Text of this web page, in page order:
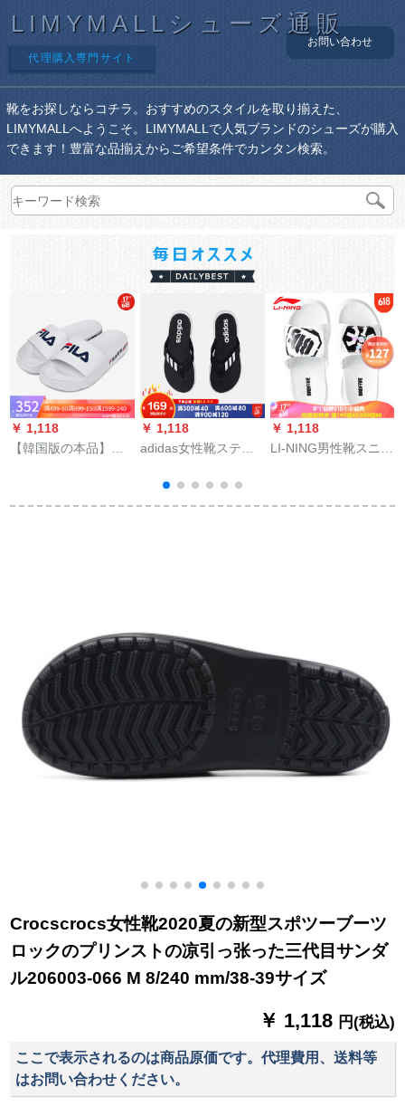
LIMYMALLシューズ通販
代理購入専門サイト
お問い合わせ
靴をお探しならコチラ。おすすめのスタイルを取り揃えた、
LIMYMALLへようこそ。LIMYMALLで人気ブランドのシューズが購入
できます！豊富な品揃えからご希望条件でカンタン検索。
￥ 1,118
【韓国版の本品】
ン厚い底のビィーブ
￥ 1,118
adidas女性靴スティ
COMFORTT FLIP
FLOP人字牽引カジュ
￥ 1,118
LI-NING男性靴スニカ
スキーボックスボッ
Crocscrocs女性靴2020夏の新型スポツーブーツ
ロックのプリンストの凉引っ张った三代目サンダ
ル206003-066 M 8/240 mm/38-39サイズ
￥ 1,118 円(税込)
ここで表示されるのは商品原価です。代理費用、送料等
はお問い合わせください。